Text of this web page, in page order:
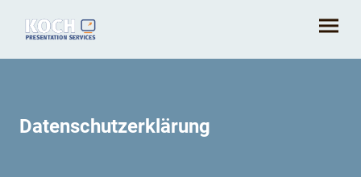
Datenschutzerklärung